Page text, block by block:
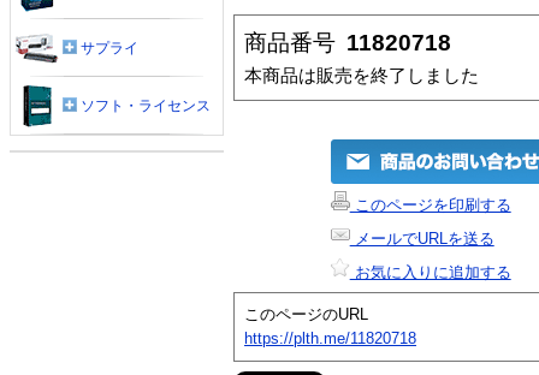
商品番号 11820718
本商品は販売を終了しました
このページを印刷する
メールでURLを送る
お気に入りに追加する
このページのURL
https://plth.me/11820718
サプライ
ソフト・ライセンス